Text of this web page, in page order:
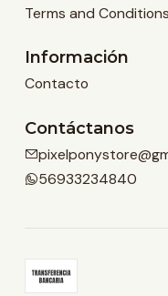
Terms and Conditions
Información
Contacto
Contáctanos
56933234840